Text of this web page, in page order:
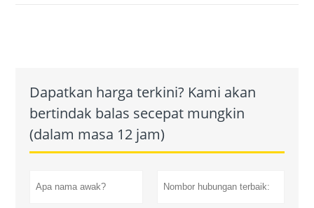
Dapatkan harga terkini? Kami akan
bertindak balas secepat mungkin
(dalam masa 12 jam)